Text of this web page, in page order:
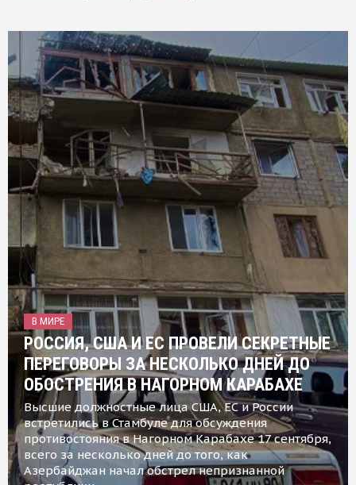
В МИРЕ
РОССИЯ, США И ЕС ПРОВЕЛИ СЕКРЕТНЫЕ
ПЕРЕГОВОРЫ ЗА НЕСКОЛЬКО ДНЕЙ ДО
ОБОСТРЕНИЯ В НАГОРНОМ КАРАБАХЕ
Высшие должностные лица США, ЕС и России
встретились в Стамбуле для обсуждения
противостояния в Нагорном Карабахе 17 сентября,
всего за несколько дней до того, как
Азербайджан начал обстрел непризнанной